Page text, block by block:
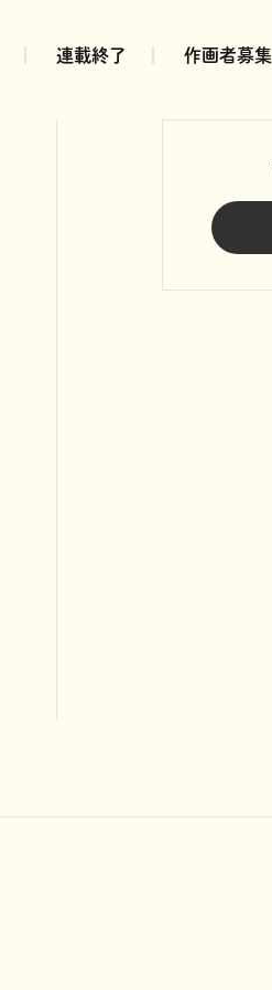
連載終了 作画者募集